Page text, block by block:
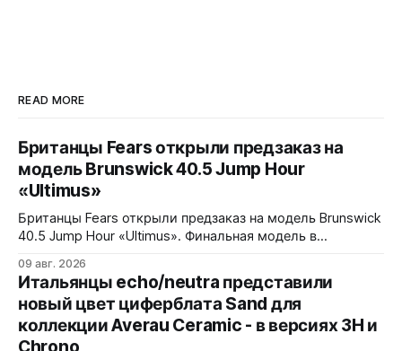
READ MORE
Британцы Fears открыли предзаказ на
модель Brunswick 40.5 Jump Hour
«Ultimus»
Британцы Fears открыли предзаказ на модель Brunswick
40.5 Jump Hour «Ultimus». Финальная модель в
с Andrew Morgan. Прыгающий час реализован на модуле
JJ01 (разработка Christopher Ward) на базе Sellita SW200.
Циферблат собран из трех элементов, находящихся над
люминесцентным часовым диском: внешний - сапфир с
09 авг. 2026
Итальянцы echo/neutra представили
новый цвет циферблата Sand для
коллекции Averau Ceramic - в версиях 3H и